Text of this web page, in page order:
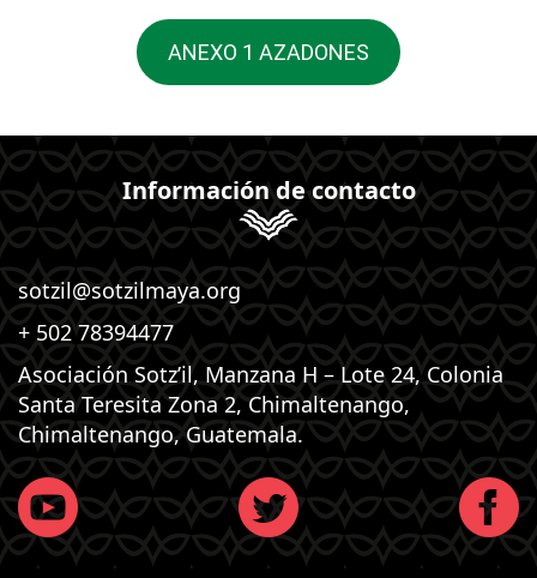
ANEXO 1 AZADONES
Información de contacto
sotzil@sotzilmaya.org
+ 502 78394477
Asociación Sotz’il, Manzana H – Lote 24, Colonia
Santa Teresita Zona 2, Chimaltenango,
Chimaltenango, Guatemala.